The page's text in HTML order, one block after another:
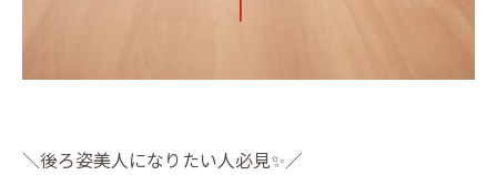
＼後ろ姿美人になりたい人必見✨／